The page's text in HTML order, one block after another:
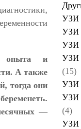
опыта и
А также
тогда они
—
УЗИ
УЗИ
УЗИ
УЗИ
(15)
УЗИ
УЗИ
(4)
УЗИ